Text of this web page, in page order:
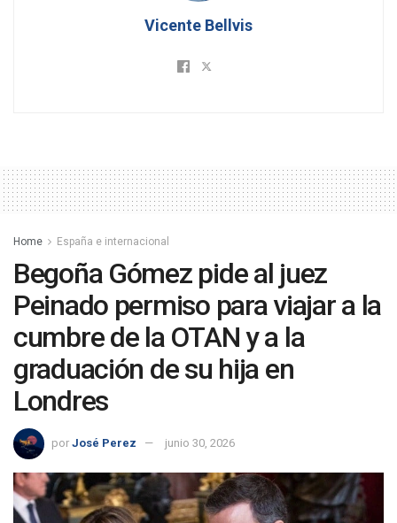
Vicente Bellvis
Home España e internacional
Begoña Gómez pide al juez
Peinado permiso para viajar a la
cumbre de la OTAN y a la
graduación de su hija en
Londres
por José Perez junio 30, 2026